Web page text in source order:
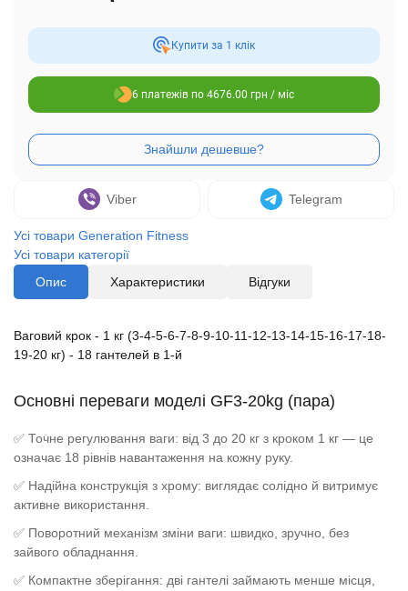
Купити за 1 клiк
6 платежів по 4676.00 грн / міс
Viber Telegram
Усі товари Generation Fitness
Усі товари категорії
Опис
Характеристики Відгуки
Ваговий крок - 1 кг (3-4-5-6-7-8-9-10-11-12-13-14-15-16-17-18-
19-20 кг) - 18 гантелей в 1-й
Основні переваги моделі GF3-20kg (пара)
✅ Точне регулювання ваги: від 3 до 20 кг з кроком 1 кг — це
означає 18 рівнів навантаження на кожну руку.
✅ Надійна конструкція з хрому: виглядає солідно й витримує
активне використання.
✅ Поворотний механізм зміни ваги: швидко, зручно, без
зайвого обладнання.
✅ Компактне зберігання: дві гантелі займають менше місця,